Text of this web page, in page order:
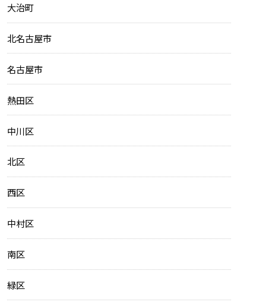
大治町
北名古屋市
名古屋市
熱田区
中川区
北区
西区
中村区
南区
緑区